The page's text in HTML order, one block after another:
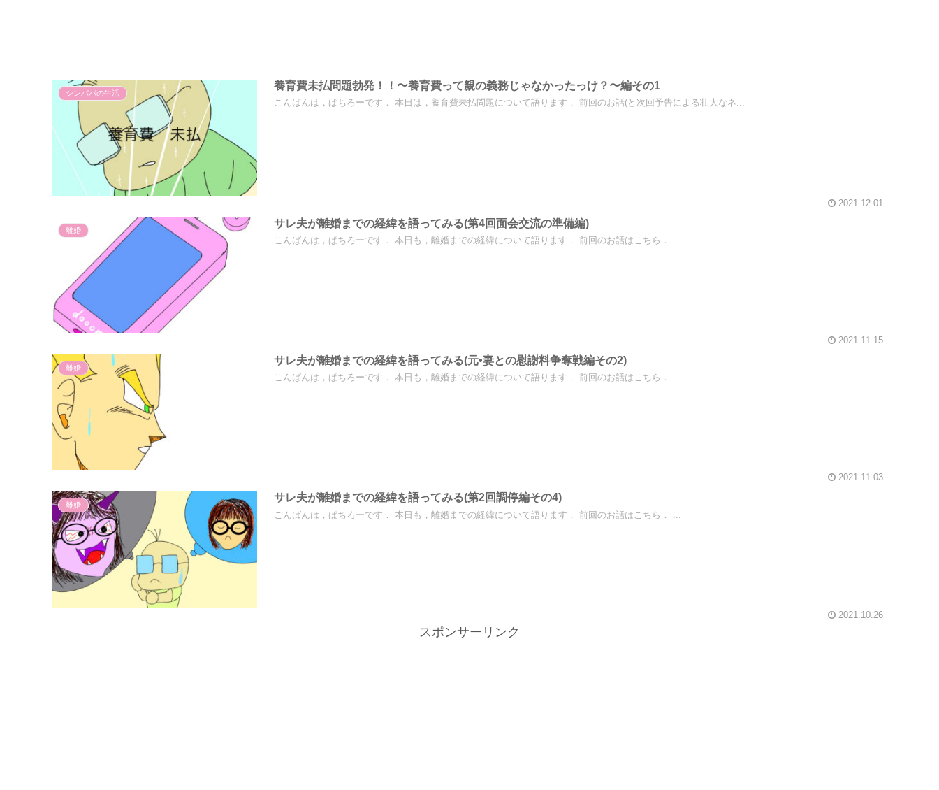
シンパパの生活
養育費未払問題勃発！！〜養育費って親の義務じゃなかったっけ？〜編その1
こんばんは，ぱちろーです． 本日は，養育費未払問題について語ります． 前回のお話(と次回予告による壮大なネ...
2021.12.01
離婚
サレ夫が離婚までの経緯を語ってみる(第4回面会交流の準備編)
こんばんは，ぱちろーです． 本日も，離婚までの経緯について語ります． 前回のお話はこちら． ...
2021.11.15
離婚
サレ夫が離婚までの経緯を語ってみる(元•妻との慰謝料争奪戦編その2)
こんばんは，ぱちろーです． 本日も，離婚までの経緯について語ります． 前回のお話はこちら． ...
2021.11.03
離婚
サレ夫が離婚までの経緯を語ってみる(第2回調停編その4)
こんばんは，ぱちろーです． 本日も，離婚までの経緯について語ります． 前回のお話はこちら． ...
2021.10.26
スポンサーリンク